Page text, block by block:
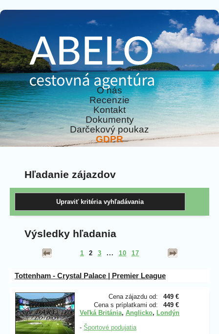
O nás
Recenzie
Kontakt
Dokumenty
Darčekový poukaz
GDPR
Hľadanie zájazdov
Výsledky hľadania
1 2 3 ... 10 17
Tottenham - Crystal Palace | Premier League
Cena zájazdu od:
449 €
Cena s príplatkami od:
449 €
Veľká Británia, Anglicko, Londýn
- Športové podujatia